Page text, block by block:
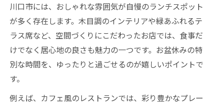
川口市には、おしゃれな雰囲気が自慢のランチスポット
が多く存在します。木目調のインテリアや緑あふれるテ
ラス席など、空間づくりにこだわったお店では、食事だ
けでなく居心地の良さも魅力の一つです。お盆休みの特
別な時間を、ゆったりと過ごせるのが嬉しいポイントで
す。
例えば、カフェ風のレストランでは、彩り豊かなプレー